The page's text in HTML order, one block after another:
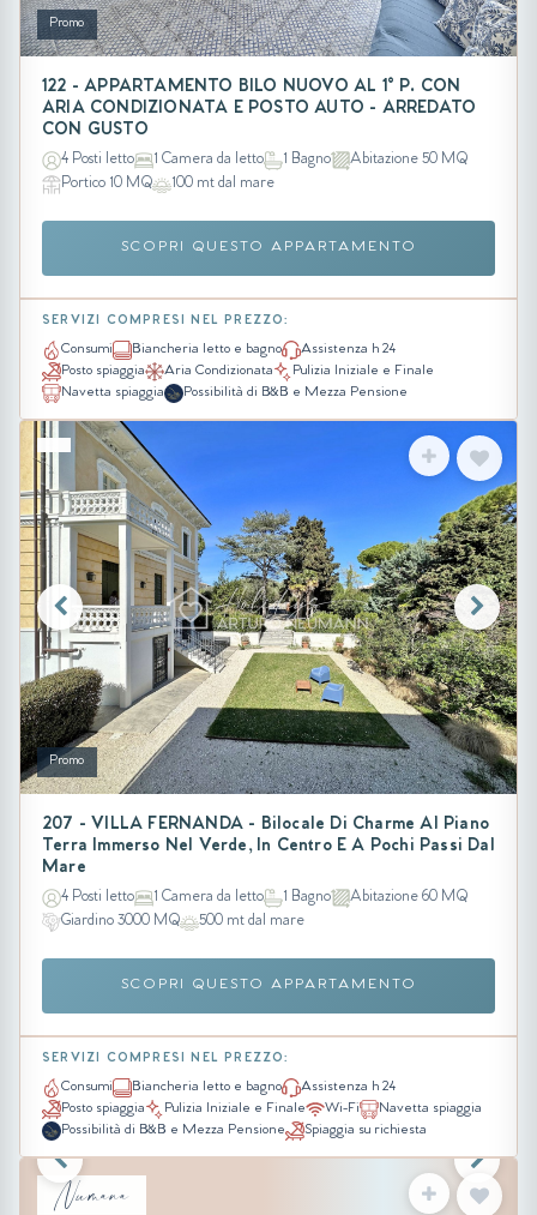
Promo
122 - APPARTAMENTO BILO NUOVO AL 1° P. CON
ARIA CONDIZIONATA E POSTO AUTO - ARREDATO
CON GUSTO
4 Posti letto 1 Camera da letto 1 Bagno
Abitazione 50 MQ
Portico 10 MQ
100 mt dal mare
SCOPRI QUESTO APPARTAMENTO
SERVIZI COMPRESI NEL PREZZO:
Consumi Biancheria letto e bagno
Assistenza h 24
Posto spiaggia
Aria Condizionata
Pulizia Iniziale e Finale
Navetta spiaggia
Possibilità di B&B e Mezza Pensione
Promo
207 - VILLA FERNANDA - Bilocale Di Charme Al Piano
Terra Immerso Nel Verde, In Centro E A Pochi Passi Dal
Mare
4 Posti letto 1 Camera da letto 1 Bagno
Abitazione 60 MQ
Giardino 3000 MQ
500 mt dal mare
SCOPRI QUESTO APPARTAMENTO
SERVIZI COMPRESI NEL PREZZO:
Consumi Biancheria letto e bagno
Assistenza h 24
Posto spiaggia
Pulizia Iniziale e Finale Wi-Fi
Navetta spiaggia
Possibilità di B&B e Mezza Pensione
Spiaggia su richiesta
Numana